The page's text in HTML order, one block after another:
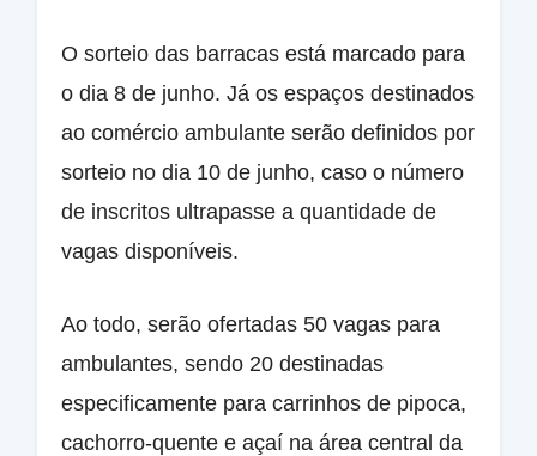
O sorteio das barracas está marcado para
o dia 8 de junho. Já os espaços destinados
ao comércio ambulante serão definidos por
sorteio no dia 10 de junho, caso o número
de inscritos ultrapasse a quantidade de
vagas disponíveis.
Ao todo, serão ofertadas 50 vagas para
ambulantes, sendo 20 destinadas
especificamente para carrinhos de pipoca,
cachorro-quente e açaí na área central da